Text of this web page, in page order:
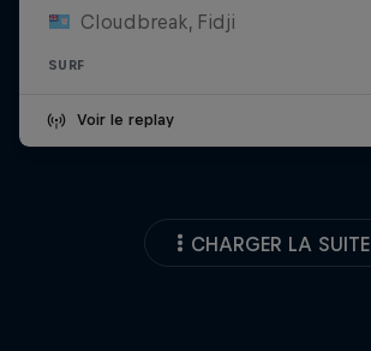
Cloudbreak, Fidji
SURF
Voir le replay
CHARGER LA SUITE